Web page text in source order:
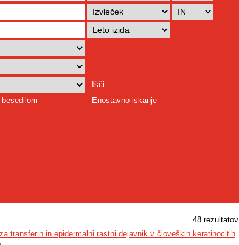
Išči
Enostavno iskanje
48 rezultatov
transferin in epidermalni rastni dejavnik v človeških keratinocitih